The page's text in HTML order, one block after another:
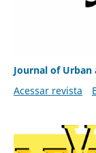
Journal of Urban
Acessar revista